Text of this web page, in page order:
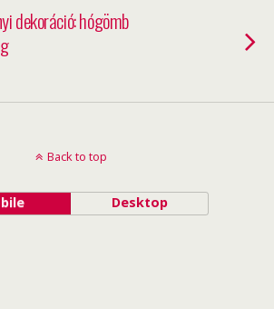
dekoráció: hógömb
Back to top
Desktop